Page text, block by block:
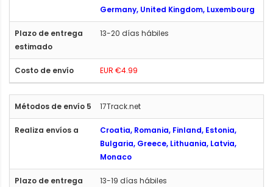
Germany, United Kingdom, Luxembourg
13-20 días hábiles
EUR €4.99
17Track.net
Croatia, Romania, Finland, Estonia,
Bulgaria, Greece, Lithuania, Latvia,
Monaco
13-19 días hábiles